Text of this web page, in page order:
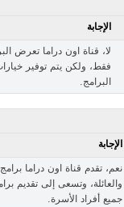
الإجابة
لا، قناة اون دراما تعرض
فقط، ولكن يتم توفير
البرامج.
الإجابة
نعم، تقدم قناة اون دراما
والعائلة، وتسعى إلى تقديم
جميع أفراد الأسرة.